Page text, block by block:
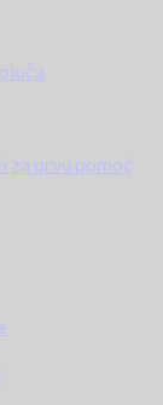
za prvu pomoć